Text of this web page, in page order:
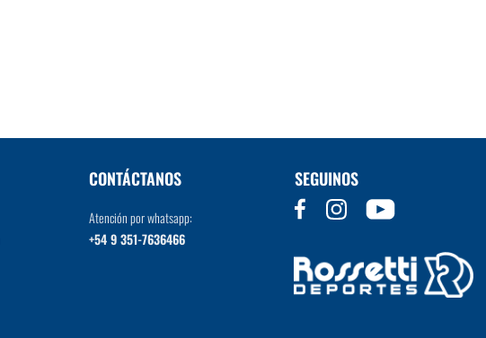
CONTÁCTANOS
Atención por whatsapp:
+54 9 351-7636466
SEGUINOS